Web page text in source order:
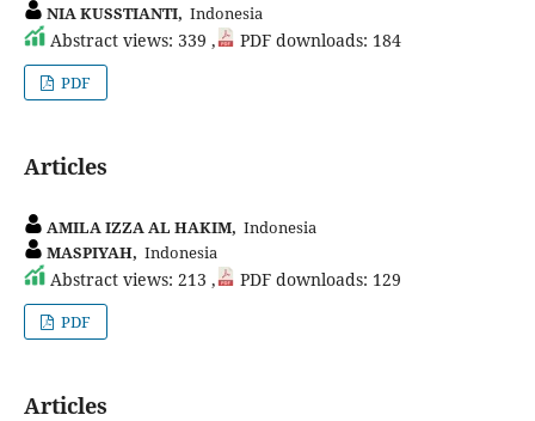
NIA KUSSTIANTI, Indonesia
Abstract views: 339 , PDF downloads: 184
PDF
Articles
AMILA IZZA AL HAKIM, Indonesia
MASPIYAH, Indonesia
Abstract views: 213 , PDF downloads: 129
PDF
Articles